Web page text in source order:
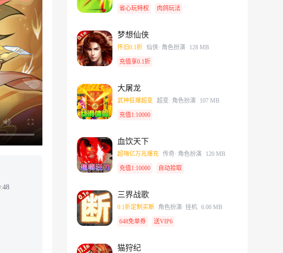
省心玩特权 肉鸽玩法
梦想仙侠
怀旧0.1折 仙侠· 角色扮演 128 MB
充值享0.1折
大屠龙
武神狂爆超变 超变· 角色扮演 107 MB
充值1:10000
血饮天下
超嗨亿万兆爆充 传奇· 角色扮演 120 MB
充值1:10000 自动拾取
三界战歌
0.1折定制买断 角色扮演· 挂机 6.00 MB
648免单券 送VIP6
猫狩纪